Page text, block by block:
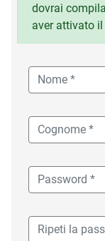
dovrai
aver attivato